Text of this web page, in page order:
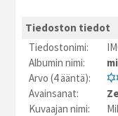
Tiedoston tiedot
Tiedostonimi:
Albumin nimi:
Arvo (4 ääntä):
Avainsanat:
Kuvaajan nimi: